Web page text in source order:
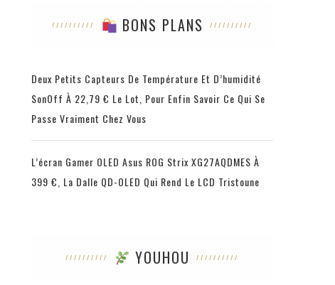
BONS PLANS
Deux Petits Capteurs De Température Et D’humidité
SonOff À 22,79 € Le Lot, Pour Enfin Savoir Ce Qui Se
Passe Vraiment Chez Vous
L’écran Gamer OLED Asus ROG Strix XG27AQDMES À
399 €, La Dalle QD-OLED Qui Rend Le LCD Tristoune
YOUHOU